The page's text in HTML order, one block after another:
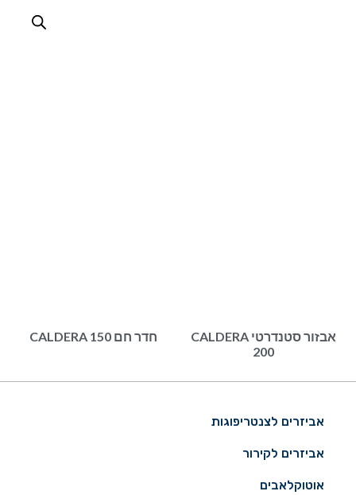
אביזרים לצנטריפוגות
אביזרים לקירור
אוטוקלאבים
אבזור סטנדרטי CALDERA
200
חדר חם CALDERA 150